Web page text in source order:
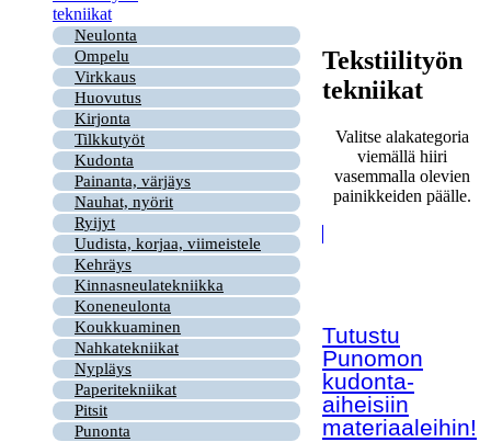
tekniikat
Neulonta
Ompelu
Virkkaus
Huovutus
Kirjonta
Tilkkutyöt
Kudonta
Painanta, värjäys
Nauhat, nyörit
Ryijyt
Uudista, korjaa, viimeistele
Kehräys
Kinnasneulatekniikka
Koneneulonta
Koukkuaminen
Nahkatekniikat
Nypläys
Paperitekniikat
Pitsit
Punonta
Tekstiilityön
tekniikat
Valitse alakategoria
viemällä hiiri
vasemmalla olevien
painikkeiden päälle.
Tutustu
Punomon
kudonta-
aiheisiin
materiaaleihin!